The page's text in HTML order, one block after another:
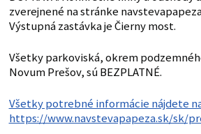
zverejnené na stránke
Výstupná zastávka je Čierny most.
Všetky parkoviská, okrem
Novum Prešov, sú BEZPLATNÉ.
Všetky potrebné informácie nájdete
https://www.navstevapapeza.sk/sk/